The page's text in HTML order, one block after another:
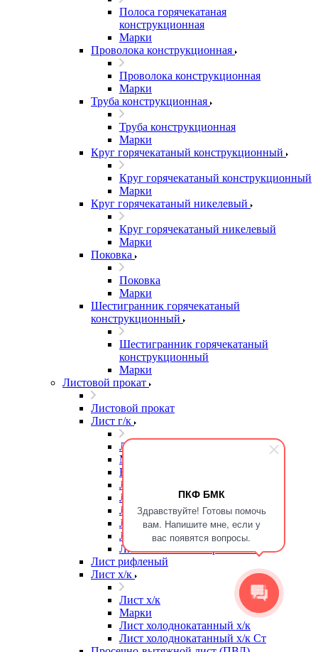
ПКФ БМК
Здравствуйте! Готовы помочь
вам. Напишите мне, если у
вас появятся вопросы.
Полоса горячекатаная
конструкционная
Марки
Проволока конструкционная
Проволока конструкционная
Марки
Труба конструкционная
Труба конструкционная
Марки
Круг горячекатаный конструкционный
Круг горячекатаный конструкционный
Марки
Круг горячекатаный никелевый
Круг горячекатаный никелевый
Марки
Поковка
Поковка
Марки
Шестигранник горячекатаный
конструкционный
Шестигранник горячекатаный
конструкционный
Марки
Листовой прокат
Листовой прокат
Лист г/к
Лист г/к
Марки
Высокопрочная сталь
Лист г/к
Лист г/к Ст3
Лист г/к износостойкий
Лист г/к конструкционный
Лист г/к мостостроительный
Лист г/к низколегированный
Лист рифленый
Лист х/к
Лист х/к
Марки
Лист холоднокатанный х/к
Лист холоднокатанный х/к Ст